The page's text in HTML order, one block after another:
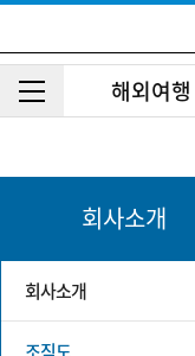
해외여행
회사소개
회사소개